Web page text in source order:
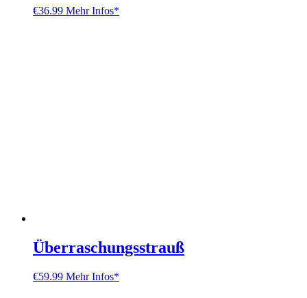
€36.99 Mehr Infos*
Überraschungsstrauß
€59.99 Mehr Infos*